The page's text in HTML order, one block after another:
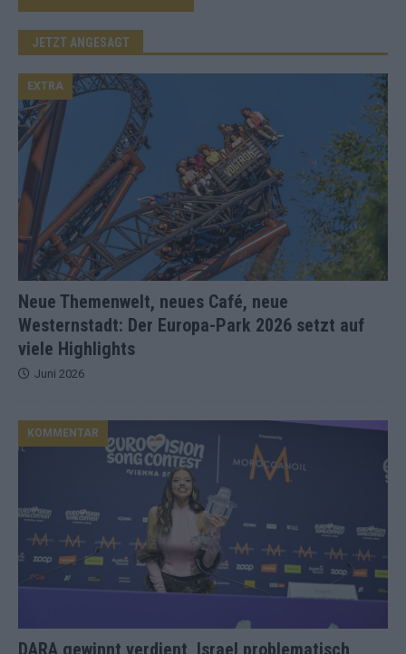
JETZT ANGESAGT
Neue Themenwelt, neues Café, neue
Westernstadt: Der Europa-Park 2026 setzt auf
viele Highlights
EXTRA
Juni 2026
DARA gewinnt verdient, Israel problematisch,
KOMMENTAR